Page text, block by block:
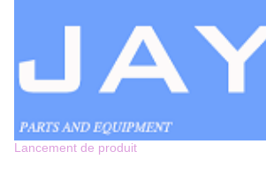
Lancement de produit